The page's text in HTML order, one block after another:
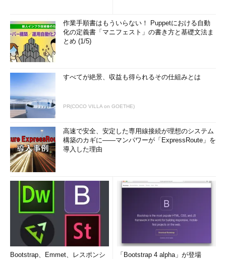
作業手順書はもういらない！ Puppetにおける自動
化の定義書「マニフェスト」の書き方と基礎文法ま
とめ (1/5)
すべてが絶景、収益も得られるその仕組みとは
PR(COCO VILLA on GOETHE)
高速で安全、安定した専用線接続が理想のシステム
構築のカギに――マンパワーが「ExpressRoute」を
導入した理由
Bootstrap、Emmet、レスポンシ
「Bootstrap 4 alpha」が登場